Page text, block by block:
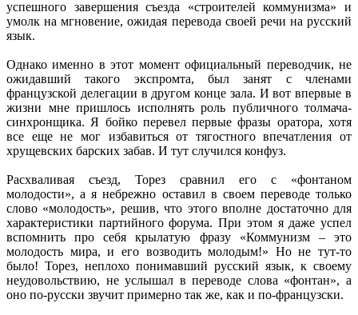
успешного завершения съезда «строителей коммунизма» и
умолк на мгновение, ожидая перевода своей речи на русский
язык.
Однако именно в этот момент официальный переводчик, не
ожидавший такого экспромта, был занят с членами
французской делегации в другом конце зала. И вот впервые в
жизни мне пришлось исполнять роль публичного толмача-
синхронщика. Я бойко перевел первые фразы оратора, хотя
все еще не мог избавиться от тягостного впечатления от
хрущевских барских забав. И тут случился конфуз.
Расхваливая съезд, Торез сравнил его с «фонтаном
молодости», а я небрежно оставил в своем переводе только
слово «молодость», решив, что этого вполне достаточно для
характеристики партийного форума. При этом я даже успел
вспомнить про себя крылатую фразу «Коммунизм – это
молодость мира, и его возводить молодым!» Но не тут-то
было! Торез, неплохо понимавший русский язык, к своему
неудовольствию, не услышал в переводе слова «фонтан», а
оно по-русски звучит примерно так же, как и по-французски.